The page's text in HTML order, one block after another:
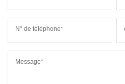
N° de téléphone*
Message*